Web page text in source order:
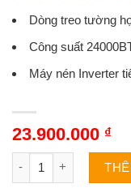
Dòng treo tường
Công suất
Máy nén Inverter
23.900.000 ₫
Điều hòa Panasonic